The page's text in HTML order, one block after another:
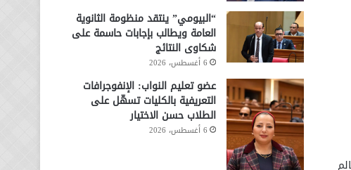
“البيومي” ينتقد منظومة الثانوية
العامة ويطالب بإجابات حاسمة على
شكاوى النتائج
6 أغسطس، 2026
عضو تعليم النواب: الإنفوجرافات
التعريفية بالكليات تسهّل على
الطلاب حسن الاختيار
6 أغسطس، 2026